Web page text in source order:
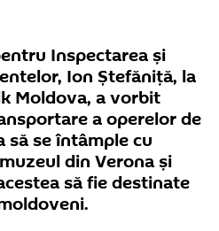
Inspectarea şi
Ion Ștefăniță, la
Moldova, a vorbit
a operelor de
să se întâmple cu
din Verona și
să fie destinate